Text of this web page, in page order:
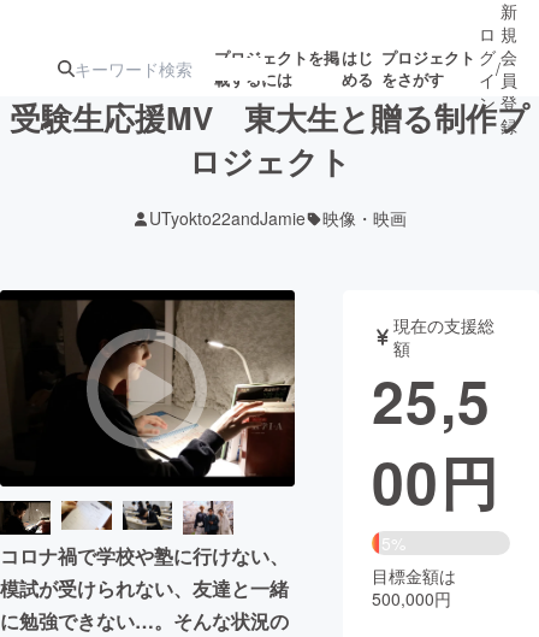
プロジェクトを掲
載するには
はじ
める
プロジェクト
をさがす
ターン
ジェクト
募集終了が近いプ
ロジェクト
アート・写真 音楽
テクノロジー・ガジェット ゲーム・
映像・映画 書籍・雑誌
ビジネス・起業 チャレンジ
まちづくり・地域活性化
ロ
グ
イ
ン
/
新
規
会
員
登
録
受験生応援MV 東大生と贈る制作プ
ロジェクト
UTyokto22andJamie 映像・映画
コロナ禍で学校や塾に行けない、
模試が受けられない、友達と一緒
に勉強できない…。そんな状況の
現在の支援総
額
25,5
00円
5%
目標金額は
500,000円